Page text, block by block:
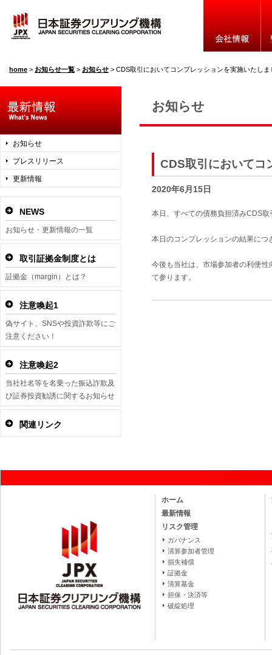
home > お知らせ一覧 > お知らせ > CDS取引においてコンプレッションを実施いたしま
お知らせ
CDS取引においてコ
2020年6月15日
本日、すべての債務負担済みCDS
本日のコンプレッションの結果につ
今後も当社は、市場参加者の利便
て参ります。
お知らせ
プレスリリース
更新情報
NEWS
お知らせ・更新情報の一覧
取引証拠金制度とは
証拠金（margin）とは？
注意喚起1
偽サイト、SNSや投資詐欺等にご
注意ください！
注意喚起2
当社社名等を名乗った振込詐欺及
び証券投資勧誘に関するお知らせ
関連リンク
ホーム
最新情報
リスク管理
ガバナンス
清算参加者管理
損失補償
証拠金
清算基金
担保・決済等
破綻処理